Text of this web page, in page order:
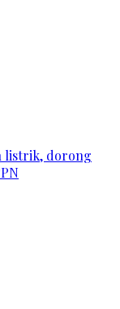
listrik, dorong